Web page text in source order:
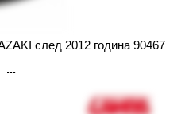
след 2012 година 90467